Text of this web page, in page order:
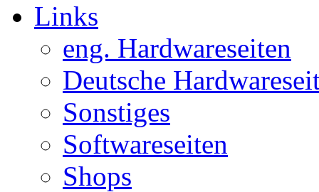
Links
eng. Hardwareseiten
Deutsche
Sonstiges
Softwareseiten
Shops